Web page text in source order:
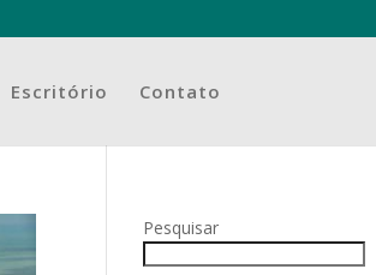
Escritório Contato
Pesquisar